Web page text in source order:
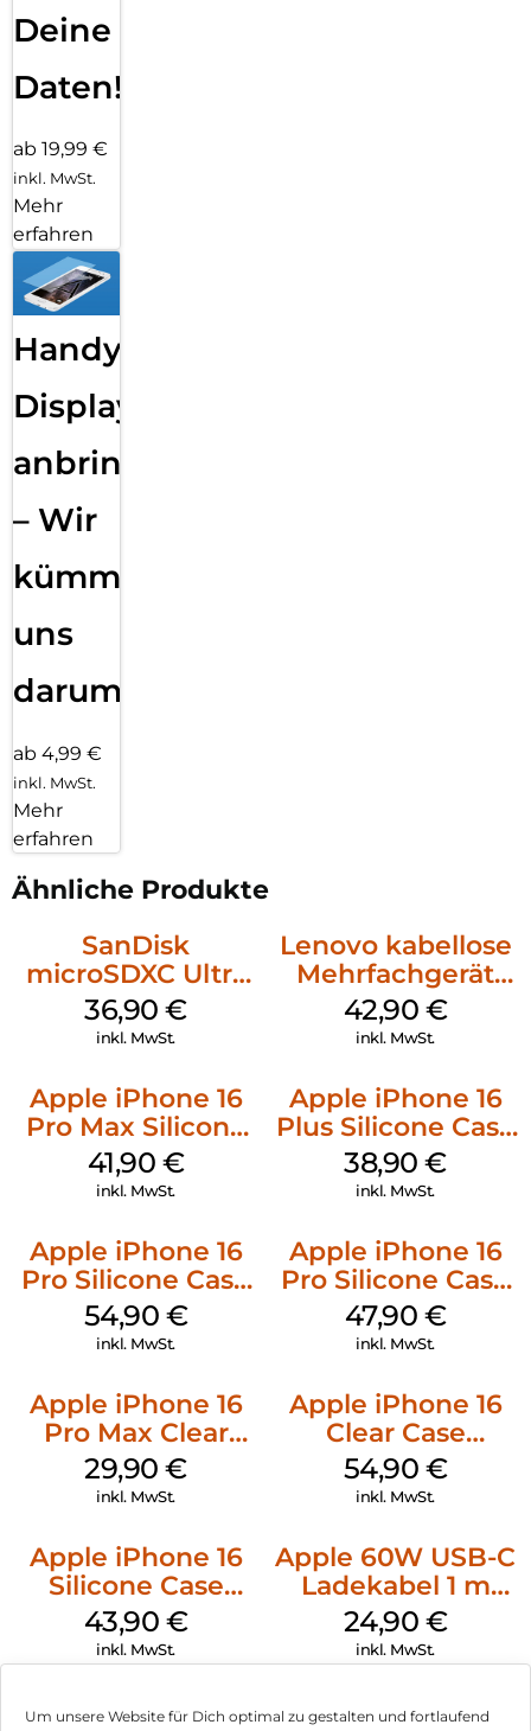
Um unsere Website für Dich optimal zu gestalten und fortlaufend
Deine
Daten!
ab 19,99 €
inkl. MwSt.
Mehr
erfahren
Handy
Displayfolie
anbringen
– Wir
kümmern
uns
darum!
ab 4,99 €
inkl. MwSt.
Mehr
erfahren
Ähnliche Produkte
SanDisk
microSDXC Ultra
128 GB + Adapter
Mobile
36,90€
inkl. MwSt.
Lenovo kabellose
Mehrfachgerät
Luna Grey
42,90 €
inkl. MwSt.
Apple iPhone 16
Pro Max Silicone
Case MagSafe
Ultramarine
41,90 €
inkl. MwSt.
Apple iPhone 16
Plus Silicone Case
MagSafe Denim
38,90€
inkl. MwSt.
Apple iPhone 16
Pro Silicone Case
MagSafe Black
54,90 €
inkl. MwSt.
Apple iPhone 16
Pro Silicone Case
MagSafe Denim
47,90 €
inkl. MwSt.
Apple iPhone 16
Pro Max Clear
Case MagSafe
Transparent
29,90€
inkl. MwSt.
Apple iPhone 16
Clear Case
MagSafe
Transparent
54,90 €
inkl. MwSt.
Apple iPhone 16
Silicone Case
MagSafe Plum
43,90 €
inkl. MwSt.
Apple 60W USB-C
Ladekabel 1 m
Weiß
24,90 €
inkl. MwSt.